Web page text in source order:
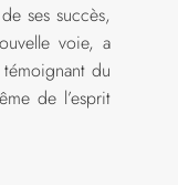
ses succès,
voie, a
du
de l’esprit